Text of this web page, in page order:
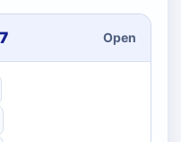
Open